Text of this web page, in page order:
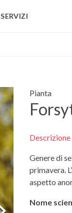
SERVIZI
Pianta
Descrizione
Genere di
primavera.
aspetto
Nome